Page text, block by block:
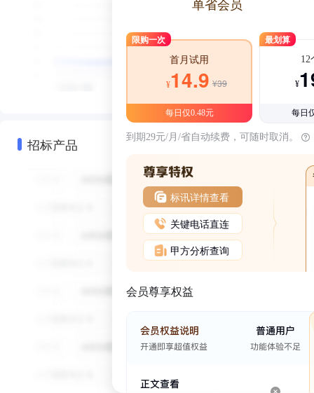
招标产品
限购一次
首月试用
¥14.9 ¥39
每日仅0.48元
最划算
12
¥
每日
到期29元/月/省自动续费，可随时取消。
标讯详情查看
关键电话直连
甲方分析查询
会员尊享权益